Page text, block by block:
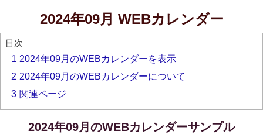
2024年09月 WEBカレンダー
目次
1 2024年09月のWEBカレンダーを表示
2 2024年09月のWEBカレンダーについて
3 関連ページ
2024年09月のWEBカレンダーサンプル